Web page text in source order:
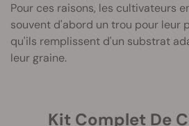
Pour ces raisons, les cultivateurs
souvent d'abord un trou pour leur
qu'ils remplissent d'un substrat
leur graine.
Kit Complet De